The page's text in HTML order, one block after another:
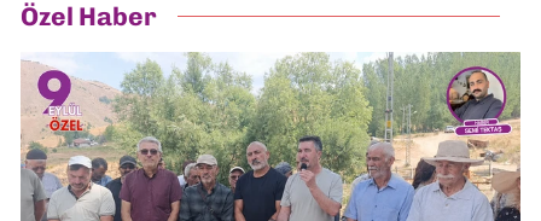
Özel Haber